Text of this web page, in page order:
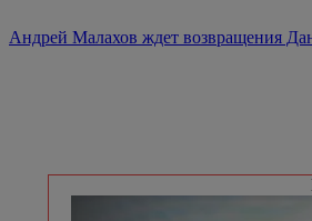
Андрей Малахов ждет возвращения